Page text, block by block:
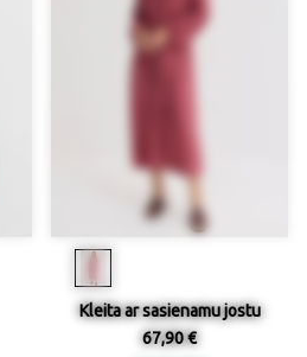
Kleita ar sasienamu jostu
67,90 €